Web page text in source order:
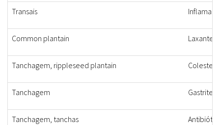
Transais
Common plantain Laxante,
Tanchagem, rippleseed plantain
Tanchagem Gastrite
Tanchagem, tanchas